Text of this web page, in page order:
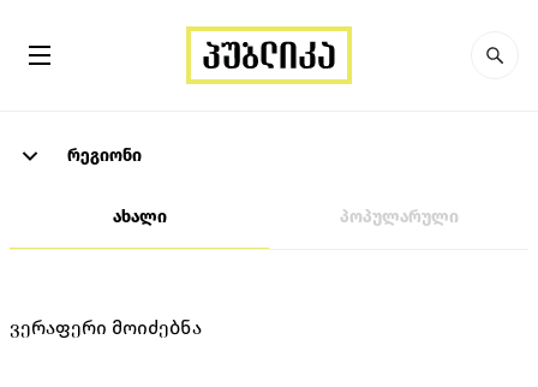
რეგიონი
ახალი პოპულარული
ვერაფერი მოიძებნა